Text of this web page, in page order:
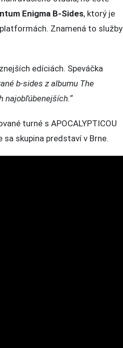
Enigma B-Sides, ktorý je
Znamená to služby
edíciách. Speváčka
b-sides z albumu The
najobľúbenejších.“
turné s APOCALYPTICOU
sa skupina predstaví v Brne.